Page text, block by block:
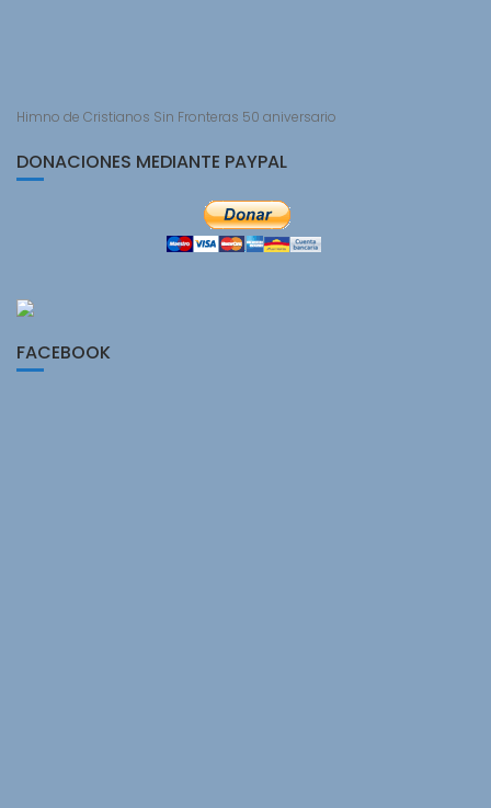
Himno de Cristianos Sin Fronteras 50 aniversario
DONACIONES MEDIANTE PAYPAL
FACEBOOK